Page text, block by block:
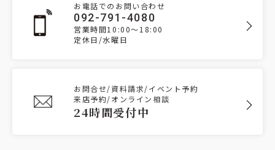
お電話でのお問い合わせ
092-791-4080
営業時間10:00～18:00
定休日/水曜日
お問合せ/資料請求/イベント予約
来店予約/オンライン相談
24時間受付中